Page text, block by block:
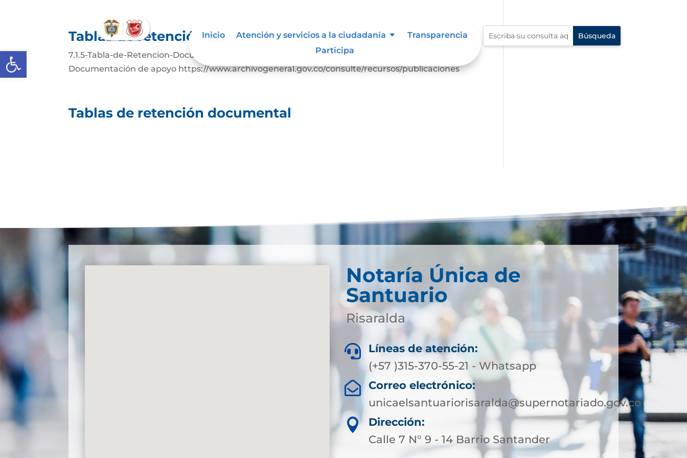
Abrir barra de herramientas
Inicio Atención y servicios a la ciudadanía
Transparencia
Participa
Tablas de retención documental
7.1.5-Tabla-de-Retencion-DocumentalDescarga 7.1-Cuadro-clasificacion-documentalDescarga
Documentación de apoyo https://www.archivogeneral.gov.co/consulte/recursos/publicaciones
Tablas de retención documental
Notaría Única de
Santuario
Risaralda

Líneas de atención:
(+57 )315-370-55-21 - Whatsapp

Correo electrónico:
unicaelsantuariorisaralda@supernotariado.gov.co

Dirección:
Calle 7 N° 9 - 14 Barrio Santander